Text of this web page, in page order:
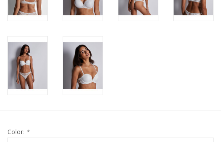
Color: *